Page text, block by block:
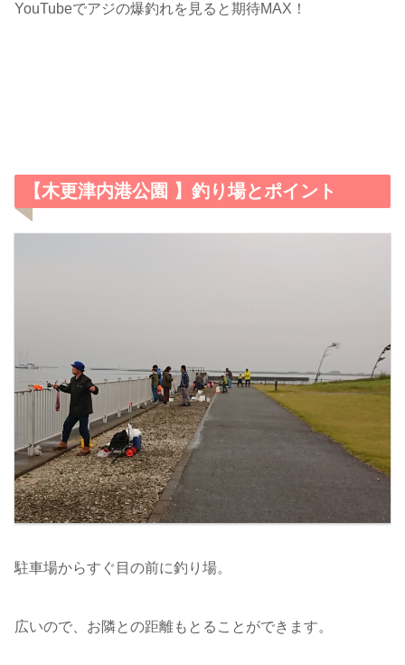
YouTubeでアジの爆釣れを見ると期待MAX！
【木更津内港公園 】釣り場とポイント
駐車場からすぐ目の前に釣り場。
広いので、お隣との距離もとることができます。